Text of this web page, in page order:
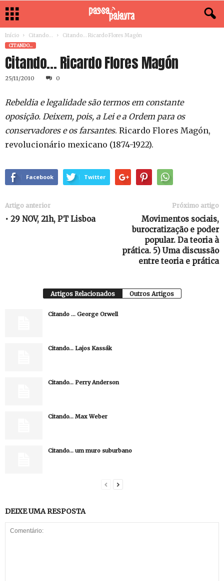
Início Citando... Citando… Ricardo Flores Magón
CITANDO...
Citando… Ricardo Flores Magón
25/11/2010 0
Rebeldia e legalidade são termos em constante
oposição. Deixem, pois, a Lei e a Ordem para os
conservadores e os farsantes. Ricardo Flores Magón,
revolucionário mexicano (1874-1922).
Facebook Twitter
Artigo anterior
• 29 NOV, 21h, PT Lisboa
Próximo artigo
Movimentos sociais,
burocratização e poder
popular. Da teoria à
prática. 5) Uma discussão
entre teoria e prática
Artigos Relacionados Outros Artigos
Citando … George Orwell
Citando… Lajos Kassák
Citando… Perry Anderson
Citando… Max Weber
Citando… um muro suburbano
DEIXE UMA RESPOSTA